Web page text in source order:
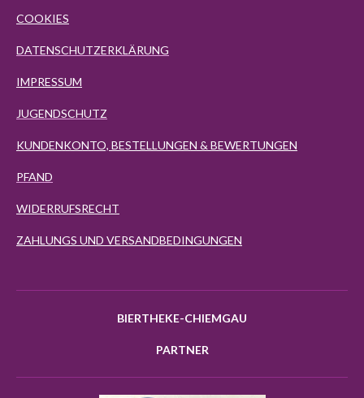
COOKIES
DATENSCHUTZERKLÄRUNG
IMPRESSUM
JUGENDSCHUTZ
KUNDENKONTO, BESTELLUNGEN & BEWERTUNGEN
PFAND
WIDERRUFSRECHT
ZAHLUNGS UND VERSANDBEDINGUNGEN
BIERTHEKE-CHIEMGAU
PARTNER